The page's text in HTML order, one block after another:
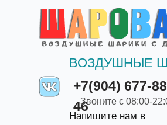
+7(904) 677-
46
ВОЗДУШНЫЕ
Звоните с 08:00-
Напишите нам в